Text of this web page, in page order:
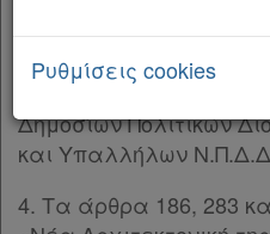
Υπ. Πε. Χω. Δ. Ε.» (Α’
3. Το άρθρο 87 του
Δημοσίων Πολιτικών
και Υπαλλήλων Ν.Π.Δ.Δ.
4. Τα άρθρα 186, 283
Ρυθμίσεις cookies